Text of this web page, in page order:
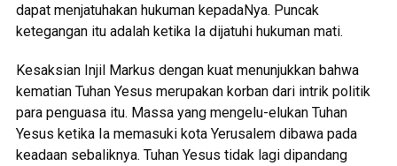
dapat menjatuhakan hukuman kepadaNya. Puncak
ketegangan itu adalah ketika Ia dijatuhi hukuman mati.
Kesaksian Injil Markus dengan kuat menunjukkan bahwa
kematian Tuhan Yesus merupakan korban dari intrik politik
para penguasa itu. Massa yang mengelu-elukan Tuhan
Yesus ketika Ia memasuki kota Yerusalem dibawa pada
keadaan sebaliknya. Tuhan Yesus tidak lagi dipandang